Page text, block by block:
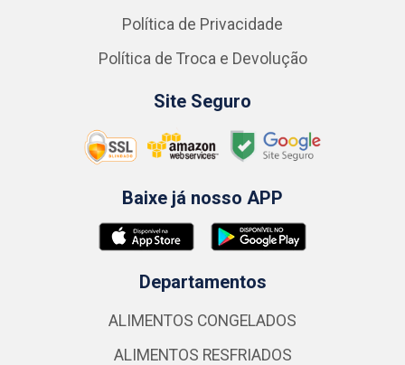
Política de Privacidade
Política de Troca e Devolução
Site Seguro
Baixe já nosso APP
Departamentos
ALIMENTOS CONGELADOS
ALIMENTOS RESFRIADOS